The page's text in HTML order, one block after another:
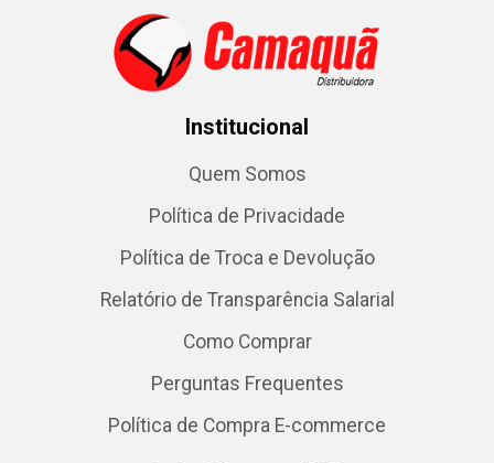
Institucional
Quem Somos
Política de Privacidade
Política de Troca e Devolução
Relatório de Transparência Salarial
Como Comprar
Perguntas Frequentes
Política de Compra E-commerce